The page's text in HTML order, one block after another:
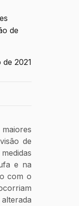
de
2021
de
e na
com o